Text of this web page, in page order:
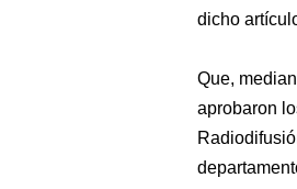
dicho
Que,
aprobaron